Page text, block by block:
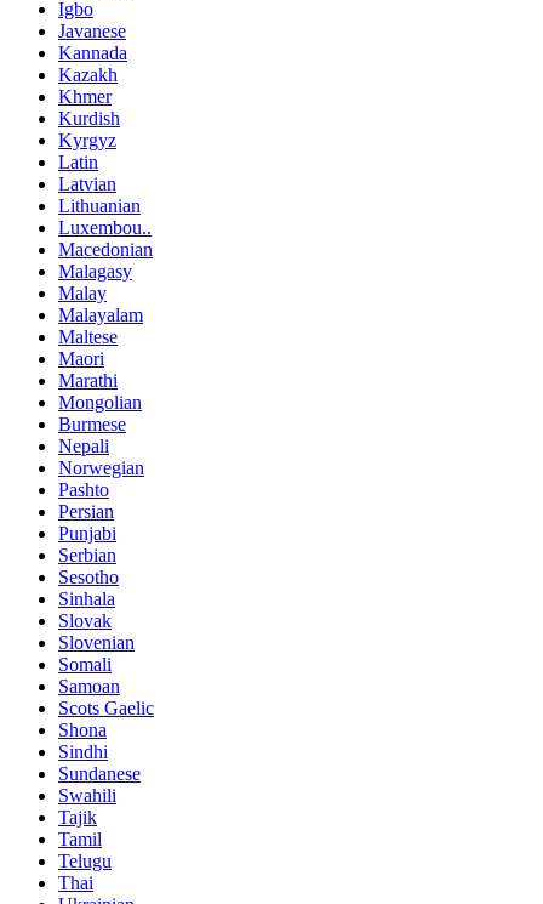
Igbo
Javanese
Kannada
Kazakh
Khmer
Kurdish
Kyrgyz
Latin
Latvian
Lithuanian
Luxembou..
Macedonian
Malagasy
Malay
Malayalam
Maltese
Maori
Marathi
Mongolian
Burmese
Nepali
Norwegian
Pashto
Persian
Punjabi
Serbian
Sesotho
Sinhala
Slovak
Slovenian
Somali
Samoan
Scots Gaelic
Shona
Sindhi
Sundanese
Swahili
Tajik
Tamil
Telugu
Thai